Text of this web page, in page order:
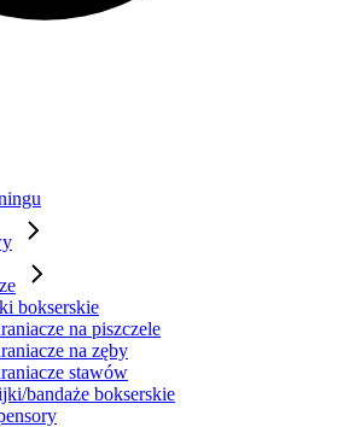
bokserskie
na piszczele
na zęby
stawów
bandaże bokserskie